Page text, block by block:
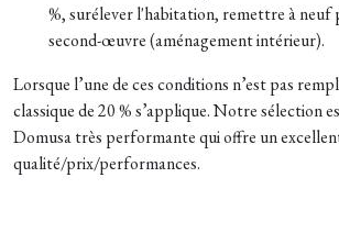
%, surélever l'habitation, remettre à neuf
second-œuvre (aménagement intérieur).
Lorsque l’une de ces conditions n’est pas
classique de 20 % s’applique. Notre sélection
Domusa très performante qui offre un
qualité/prix/performances.